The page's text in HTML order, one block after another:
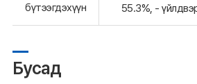
бүтээгдэхүүн
55.3%, -
Бусад